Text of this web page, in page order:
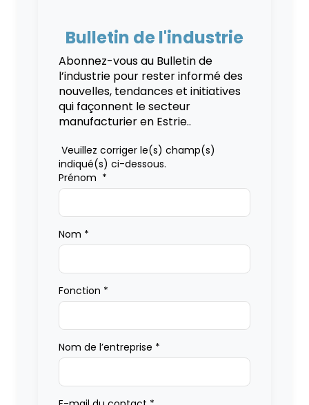
Bulletin de l'industrie
Abonnez-vous au Bulletin de
l’industrie pour rester informé des
nouvelles, tendances et initiatives
qui façonnent le secteur
manufacturier en Estrie..
Veuillez corriger le(s) champ(s)
indiqué(s) ci-dessous.
Prénom *
Nom *
Fonction *
Nom de l’entreprise *